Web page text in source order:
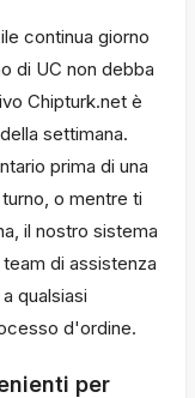
continua giorno
di UC non debba
Chipturk.net è
settimana.
prima di una
o mentre ti
il nostro sistema
di assistenza
qualsiasi
d'ordine.
per